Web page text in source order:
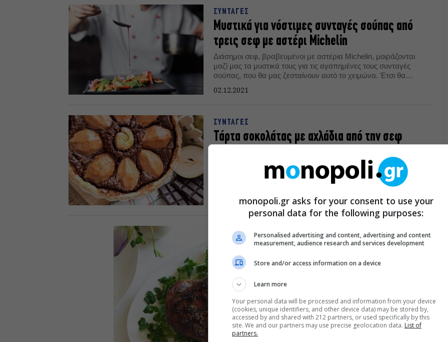
ΣΥΝΤΑΓΕΣ
Μυστικά για νόστιμες συνταγές σούπας από
τρεις σεφ με αστέρι Michelin
Διάσημοι σεφ, βραβευμένοι με αστέρια Michelin, μοιράζονται
μαζί μας τα μυστικά τους για τις αγαπημένες τους συνταγές
σούπας, που θα μας ζεσταίνουν αυτό το χειμώνα. Έτσι θα
02.12.2021
ΣΥΝΤΑΓΕΣ
Τάρτα σοκολάτας με αχλάδια από την σεφ
Απολαυστική τάρτα σοκολάτας με αχλάδια! Ένα υπέροχο
γλύκισμα με βάση από σφολιάτα, λαχταριστή σοκολάτα στη
12.10.2021monopoli.gr asks for your consent to use your
personal data for the following purposes:
Personalised advertising and content, advertising and content
measurement, audience research and services development
Store and/or access information on a device
Learn more
Your personal data will be processed and information from your device
(cookies, unique identifiers, and other device data) may be stored by,
accessed by and shared with 212 partners, or used specifically by this
site. We and our partners may use precise geolocation data. List of
partners.